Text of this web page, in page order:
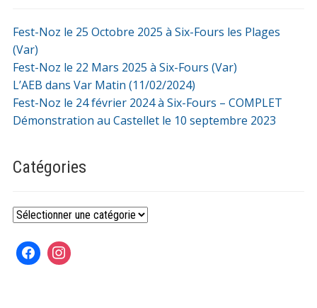
Fest-Noz le 25 Octobre 2025 à Six-Fours les Plages
(Var)
Fest-Noz le 22 Mars 2025 à Six-Fours (Var)
L’AEB dans Var Matin (11/02/2024)
Fest-Noz le 24 février 2024 à Six-Fours – COMPLET
Démonstration au Castellet le 10 septembre 2023
Catégories
Catégories